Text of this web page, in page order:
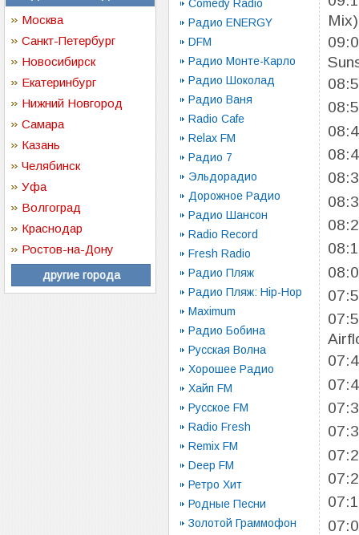
Москва
Санкт-Петербург
Новосибирск
Екатеринбург
Нижний Новгород
Самара
Казань
Челябинск
Уфа
Волгоград
Краснодар
Ростов-на-Дону
другие города
Comedy Radio
Радио ENERGY
DFM
Радио Монте-Карло
Радио Шоколад
Радио Ваня
Radio Cafe
Relax FM
Радио 7
Эльдорадио
Дорожное Радио
Радио Шансон
Radio Record
Fresh Radio
Радио Пляж
Радио Пляж: Hip-Hop
Maximum
Радио Бобина
Русская Волна
Хорошее Радио
Хайп FM
Русское FM
Radio Fresh
Remix FM
Deep FM
Ретро Хит
Родные Песни
Золотой Граммофон
Mix)